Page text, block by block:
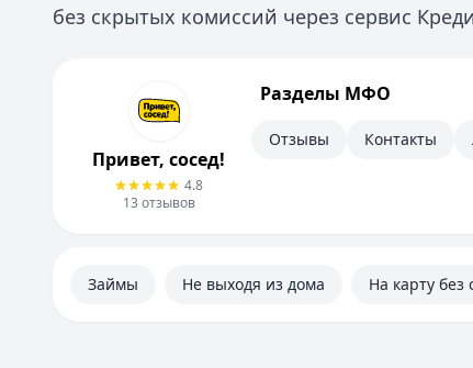
без скрытых комиссий через сервис
Информация
Привет, сосед!
4.8
13 отзывов
Разделы МФО
Отзывы Контакты
Займы Не выходя из дома На карту без